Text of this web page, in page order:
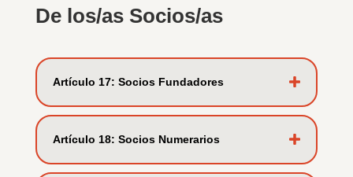
De los/as Socios/as
Artí­culo 17: Socios Fundadores
Artí­culo 18: Socios Numerarios